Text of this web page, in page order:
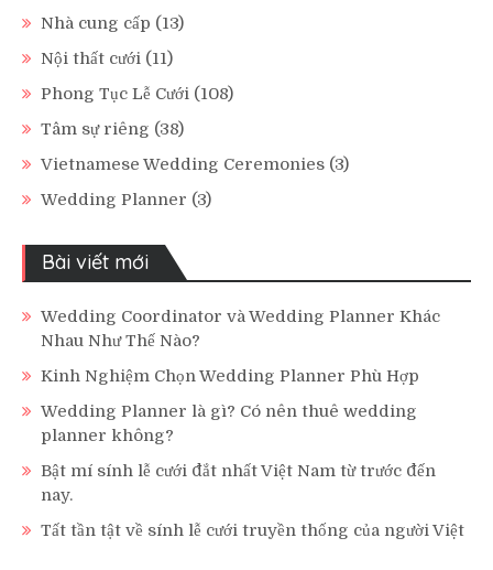
Nhà cung cấp (13)
Nội thất cưới (11)
Phong Tục Lễ Cưới (108)
Tâm sự riêng (38)
Vietnamese Wedding Ceremonies (3)
Wedding Planner (3)
Bài viết mới
Wedding Coordinator và Wedding Planner Khác
Nhau Như Thế Nào?
Kinh Nghiệm Chọn Wedding Planner Phù Hợp
Wedding Planner là gì? Có nên thuê wedding
planner không?
Bật mí sính lễ cưới đắt nhất Việt Nam từ trước đến
nay.
Tất tần tật về sính lễ cưới truyền thống của người Việt